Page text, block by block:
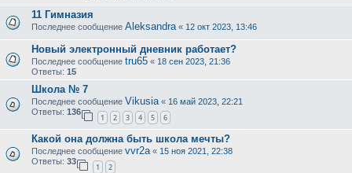
11 Гимназия
Последнее сообщение Aleksandra « 12 окт 2023, 13:46
Новый электронный дневник работает?
Последнее сообщение tru65 « 18 сен 2023, 21:36
Ответы: 15
Школа № 7
Последнее сообщение Vikusia « 16 май 2023, 22:21
Ответы: 136
1 2 3 4 5 6
Какой она должна быть школа мечты?
Последнее сообщение vvr2a « 15 ноя 2021, 22:38
Ответы: 33
1 2